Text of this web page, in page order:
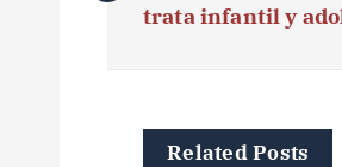
trata infantil y
Related Posts